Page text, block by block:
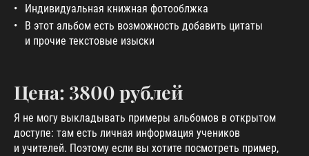
Индивидуальная книжная фотооблжка
В этот альбом есть возможность добавить цитаты
и прочие текстовые изыски
Цена: 3800 рублей
Я не могу выкладывать примеры альбомов в открытом
доступе: там есть личная информация учеников
и учителей. Поэтому если вы хотите посмотреть пример,